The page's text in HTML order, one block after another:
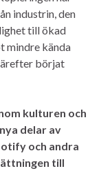
industrin, den
till ökad
mindre kända
börjat
kulturen och
delar av
och andra
till